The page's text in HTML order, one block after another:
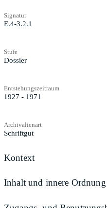
Signatur
E.4-3.2.1
Stufe
Dossier
Entstehungszeitraum
1927 - 1971
Archivalienart
Schriftgut
Kontext
Inhalt und innere Ordnung